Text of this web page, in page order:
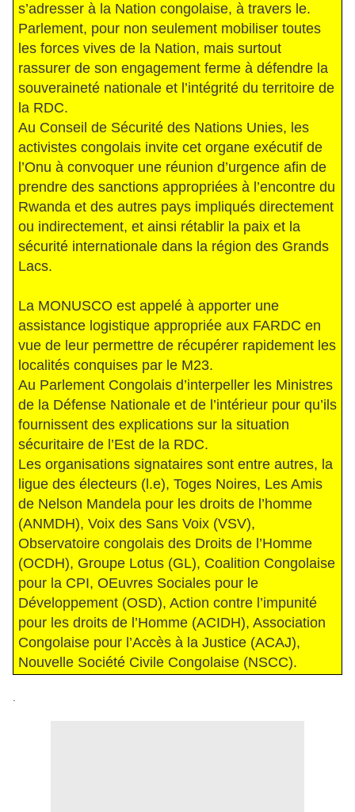
s’adresser à la Nation congolaise, à travers le.
Parlement, pour non seulement mobiliser toutes
les forces vives de la Nation, mais surtout
rassurer de son engagement ferme à défendre la
souveraineté nationale et l’intégrité du territoire de
la RDC.
Au Conseil de Sécurité des Nations Unies, les
activistes congolais invite cet organe exécutif de
l’Onu à convoquer une réunion d’urgence afin de
prendre des sanctions appropriées à l’encontre du
Rwanda et des autres pays impliqués directement
ou indirectement, et ainsi rétablir la paix et la
sécurité internationale dans la région des Grands
Lacs.
La MONUSCO est appelé à apporter une
assistance logistique appropriée aux FARDC en
vue de leur permettre de récupérer rapidement les
localités conquises par le M23.
Au Parlement Congolais d’interpeller les Ministres
de la Défense Nationale et de l’intérieur pour qu’ils
fournissent des explications sur la situation
sécuritaire de l’Est de la RDC.
Les organisations signataires sont entre autres, la
ligue des électeurs (l.e), Toges Noires, Les Amis
de Nelson Mandela pour les droits de l’homme
(ANMDH), Voix des Sans Voix (VSV),
Observatoire congolais des Droits de l’Homme
(OCDH), Groupe Lotus (GL), Coalition Congolaise
pour la CPI, OEuvres Sociales pour le
Développement (OSD), Action contre l’impunité
pour les droits de l’Homme (ACIDH), Association
Congolaise pour l’Accès à la Justice (ACAJ),
Nouvelle Société Civile Congolaise (NSCC).